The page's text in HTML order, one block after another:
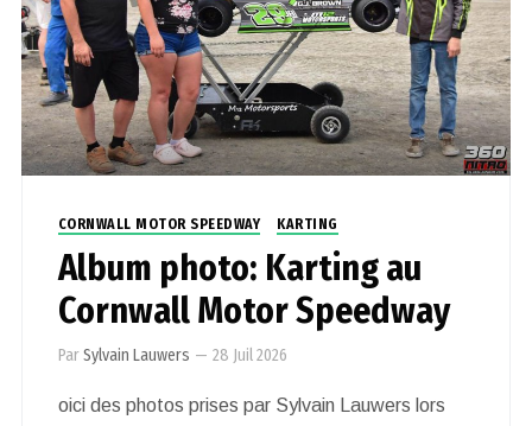
CORNWALL MOTOR SPEEDWAY KARTING
Album photo: Karting au
Cornwall Motor Speedway
ParSylvain Lauwers — 28 Juil 2026
oici des photos prises par Sylvain Lauwers lors